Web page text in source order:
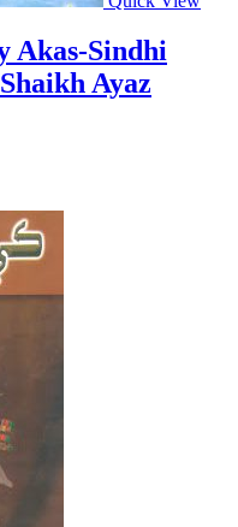
Akas-Sindhi
Ayaz